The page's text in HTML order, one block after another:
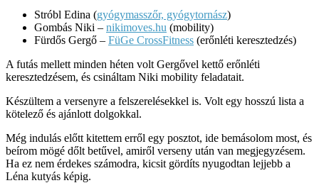
Stróbl Edina (gyógymasszőr, gyógytornász)
Gombás Niki – nikimoves.hu (mobility)
Fürdős Gergő – FüGe CrossFitness (erőnléti keresztedzés)
A futás mellett minden héten volt Gergővel kettő erőnléti
keresztedzésem, és csináltam Niki mobility feladatait.
Készültem a versenyre a felszerelésekkel is. Volt egy hosszú lista a
kötelező és ajánlott dolgokkal.
Még indulás előtt kitettem erről egy posztot, ide bemásolom most, és
beírom mögé dőlt betűvel, amiről verseny után van megjegyzésem.
Ha ez nem érdekes számodra, kicsit gördíts nyugodtan lejjebb a
Léna kutyás képig.